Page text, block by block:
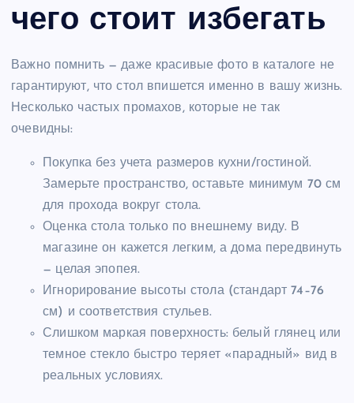
чего стоит избегать
Важно помнить — даже красивые фото в каталоге не
гарантируют, что стол впишется именно в вашу жизнь.
Несколько частых промахов, которые не так
очевидны:
Покупка без учета размеров кухни/гостиной.
Замерьте пространство, оставьте минимум 70 см
для прохода вокруг стола.
Оценка стола только по внешнему виду. В
магазине он кажется легким, а дома передвинуть
— целая эпопея.
Игнорирование высоты стола (стандарт 74–76
см) и соответствия стульев.
Слишком маркая поверхность: белый глянец или
темное стекло быстро теряет «парадный» вид в
реальных условиях.